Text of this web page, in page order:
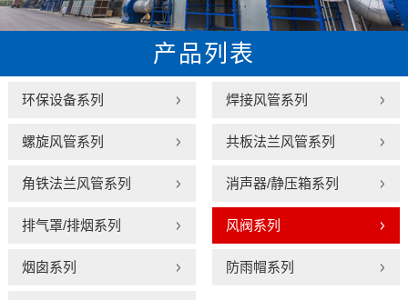
产品列表
环保设备系列 焊接风管系列
螺旋风管系列 共板法兰风管系列
角铁法兰风管系列 消声器/静压箱系列
排气罩/排烟系列 风阀系列
烟囱系列 防雨帽系列